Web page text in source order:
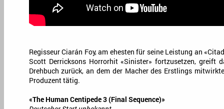
Regisseur Ciarán Foy, am ehesten für seine Leistung an
Scott Derricksons Horrorhit «Sinister» fortzusetzen, greift
Drehbuch zurück, an dem der Macher des Erstlings
Produzent tätig.
«The Human Centipede 3 (Final Sequence)»